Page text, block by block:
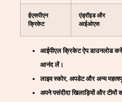
ईएसपीएन
क्रिकेट
एंड्रॉइड और
आईओएस
आईपीएल क्रिकेट ऐप डाउनलोड
आनंद लें।
लाइव स्कोर, अपडेट और अन्य
अपने पसंदीदा खिलाड़ियों और